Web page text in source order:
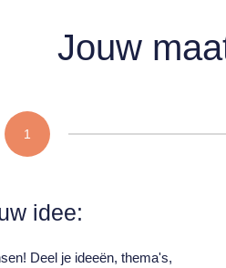
Jouw
1
idee:
Deel je ideeën, thema's,